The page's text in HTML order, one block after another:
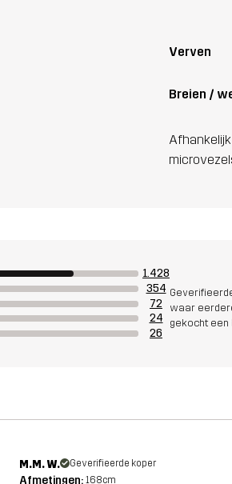
Verven
Breien /
1.428
354
72
24
26
waar
gekocht een
M.M. W. Geverifieerde koper
Afmetingen: 168cm